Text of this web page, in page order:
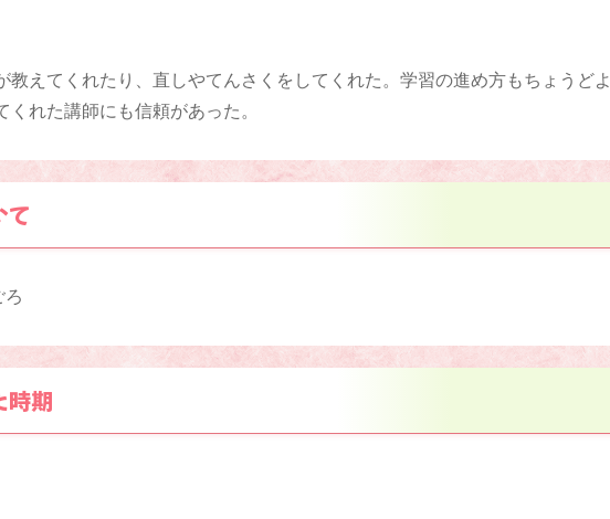
教えてくれたり、直しやてんさくをしてくれた。学習の進め方もちょうどよ
れた講師にも信頼があった。
て
ろ
時期